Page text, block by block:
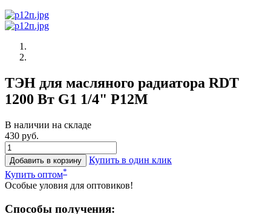
ТЭН для масляного радиатора RDT
1200 Вт G1 1/4" Р12М
В наличии на складе
430 руб.
Добавить в корзину
Купить в один клик
Купить оптом*
Особые уловия для оптовиков!
Способы получения: